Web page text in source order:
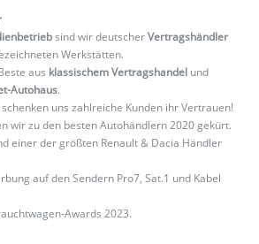
sind wir deutscherVertragshändler
Werkstätten.
aus klassischem Vertragshandel und
Autohaus.
uns zahlreiche Kunden ihr Vertrauen!
wir zu den besten Autohändlern 2020 gekürt.
einer der größten Renault & Dacia Händler
auf den Sendern Pro7, Sat.1 und Kabel
Awards 2023.